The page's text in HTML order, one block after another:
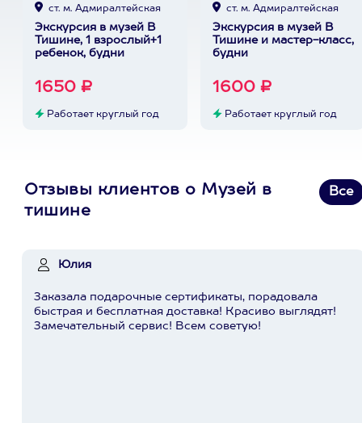
ст. м. Адмиралтейская
Экскурсия в музей В
Тишине, 1 взрослый+1
ребенок, будни
1650 ₽
Работает круглый год
ст. м. Адмиралтейская
Экскурсия в музей В
Тишине и мастер-класс,
будни
1600 ₽
Работает круглый год
Отзывы клиентов о Музей в
тишине
Все
Юлия
Заказала подарочные сертификаты, порадовала
быстрая и бесплатная доставка! Красиво выглядят!
Замечательный сервис! Всем советую!